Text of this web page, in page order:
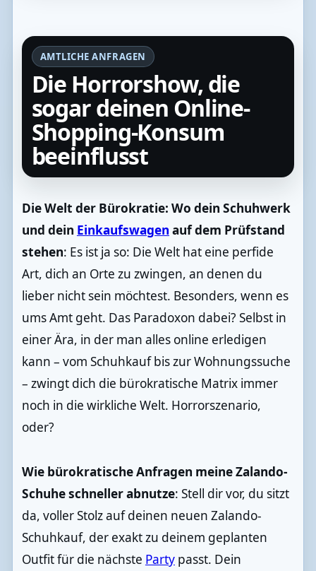
AMTLICHE ANFRAGEN
Die Horrorshow, die
sogar deinen Online-
Shopping-Konsum
beeinflusst
Die Welt der Bürokratie: Wo dein Schuhwerk
und dein Einkaufswagen auf dem Prüfstand
stehen: Es ist ja so: Die Welt hat eine perfide
Art, dich an Orte zu zwingen, an denen du
lieber nicht sein möchtest. Besonders, wenn es
ums Amt geht. Das Paradoxon dabei? Selbst in
einer Ära, in der man alles online erledigen
kann – vom Schuhkauf bis zur Wohnungssuche
– zwingt dich die bürokratische Matrix immer
noch in die wirkliche Welt. Horrorszenario,
oder?
Wie bürokratische Anfragen meine Zalando-
Schuhe schneller abnutze: Stell dir vor, du sitzt
da, voller Stolz auf deinen neuen Zalando-
Schuhkauf, der exakt zu deinem geplanten
Outfit für die nächste Partypasst. Dein